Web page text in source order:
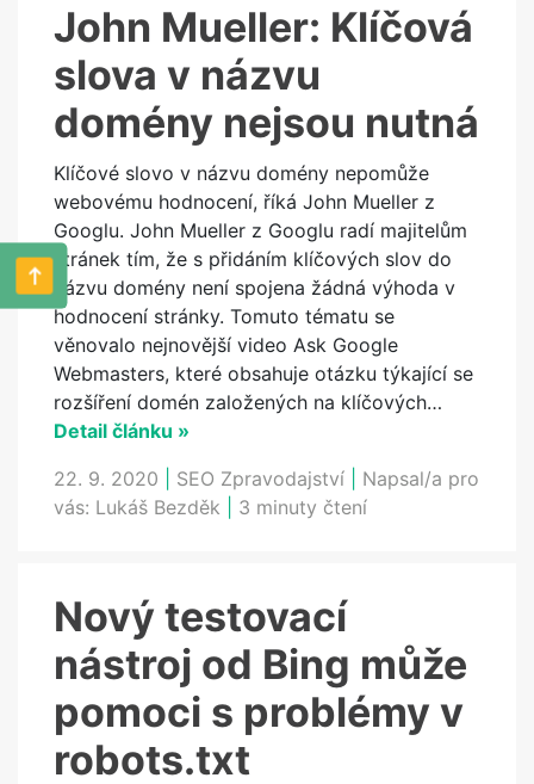
John Mueller: Klíčová
slova v názvu
domény nejsou nutná
Klíčové slovo v názvu domény nepomůže
webovému hodnocení, říká John Mueller z
Googlu. John Mueller z Googlu radí majitelům
stránek tím, že s přidáním klíčových slov do
názvu domény není spojena žádná výhoda v
hodnocení stránky. Tomuto tématu se
věnovalo nejnovější video Ask Google
Webmasters, které obsahuje otázku týkající se
rozšíření domén založených na klíčových…
Detail článku »
22. 9. 2020
SEO Zpravodajství
Napsal/a pro
vás: Lukáš Bezděk 3 minuty čtení
Nový testovací
nástroj od Bing může
pomoci s problémy v
robots.txt